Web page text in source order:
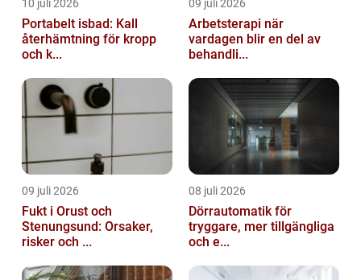
10 juli 2026
Portabelt isbad: Kall
återhämtning för kropp
och k...
09 juli 2026
Arbetsterapi när
vardagen blir en del av
behandli...
09 juli 2026
Fukt i Orust och
Stenungsund: Orsaker,
risker och ...
08 juli 2026
Dörrautomatik för
tryggare, mer tillgängliga
och e...